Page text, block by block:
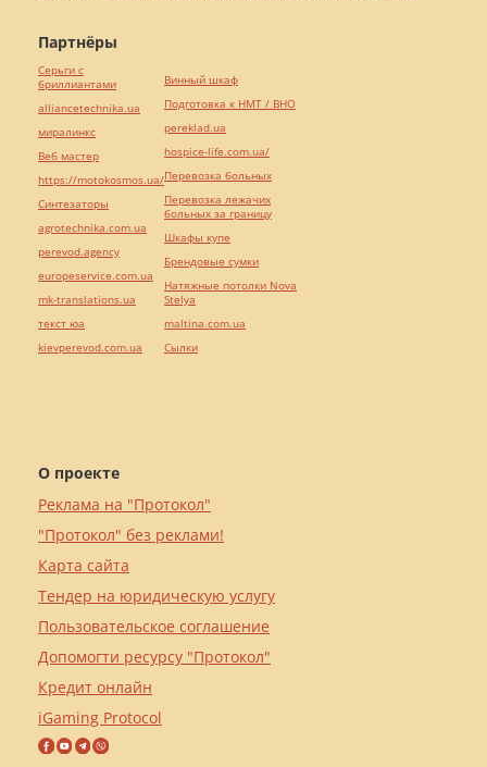
О проекте
Реклама на "Протокол"
"Протокол" без реклами!
Карта сайта
Тендер на юридическую услугу
Пользовательское соглашение
Допомогти ресурсу "Протокол"
Кредит онлайн
iGaming Protocol
Партнёры
Серьги с
бриллиантами
alliancetechnika.ua
миралинкс
Веб мастер
https://motokosmos.ua/
Синтезаторы
agrotechnika.com.ua
perevod.agency
europeservice.com.ua
mk-translations.ua
текст юа
kievperevod.com.ua
Винный шкаф
Подготовка к НМТ / ВНО
pereklad.ua
hospice-life.com.ua/
Перевозка больных
Перевозка лежачих
больных за границу
Шкафы купе
Брендовые сумки
Натяжные потолки Nova
Stelya
maltina.com.ua
Cылки